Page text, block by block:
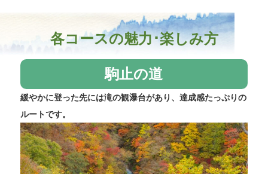
各コースの魅力･楽しみ方
駒止の道
緩やかに登った先には滝の観瀑台があり、達成感たっぷりの
ルートです。